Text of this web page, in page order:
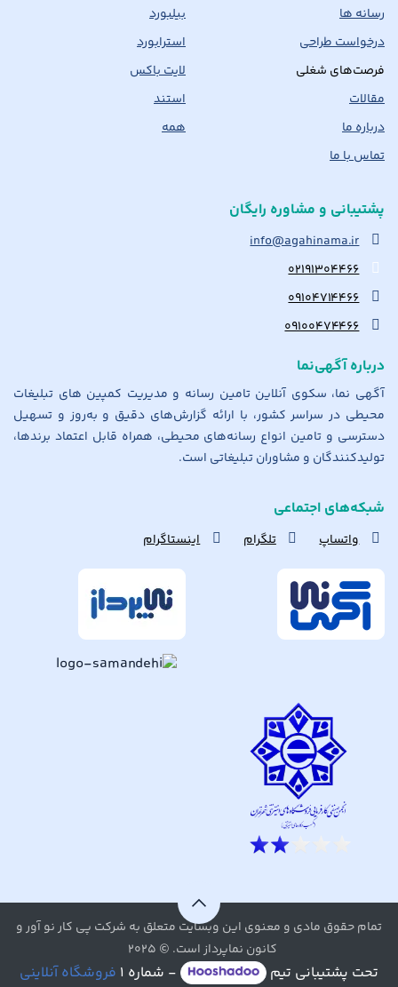
رسانه ها
درخواست طراحی
فرصت‌های شغلی
مقالات
درباره ما
تماس با ما
بیلبورد
استرابورد
لایت باکس
استند
همه
پشتیبانی و مشاوره رایگان
info@agahinama.ir
۰۲۱۹۱۳۰۴۴۶۶
۰۹۱۰۴۷۱۴۴۶۶
۰۹۱۰۰۴۷۴۴۶۶
درباره آگهی‌نما
آگهی نما، سکوی آنلاین تامین رسانه و مدیریت کمپین های تبلیغات
محیطی در سراسر کشور، با ارائه گزارش‌های دقیق و به‌روز و تسهیل
دسترسی و تامین انواع رسانه‌های محیطی، همراه قابل اعتماد برندها،
تولیدکنندگان و مشاوران تبلیغاتی است.
شبکه‌های اجتماعی
واتساپ تلگرام اینستاگرام
تمام حقوق مادی و معنوی این وبسایت متعلق به شرکت پی کار نو آور و
کانون نماپرداز است. © ۲۰۲۵
تحت پشتیبانی تیم - شماره ۱ فروشگاه آنلاینی